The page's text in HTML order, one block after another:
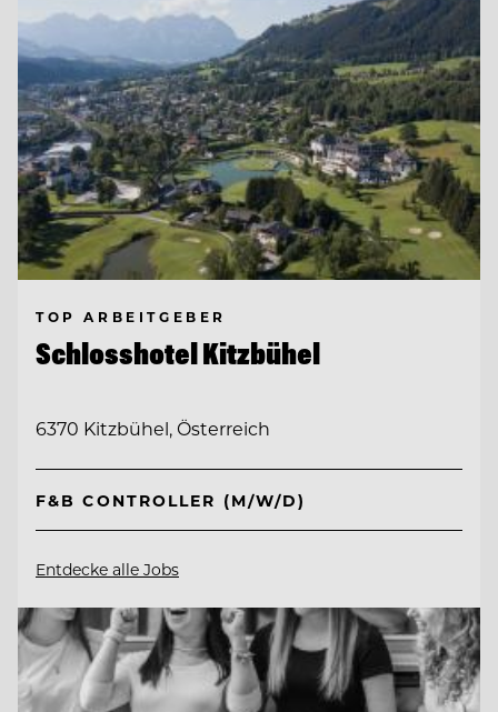
TOP ARBEITGEBER
Schlosshotel Kitzbühel
6370 Kitzbühel, Österreich
F&B CONTROLLER (M/W/D)
Entdecke alle Jobs